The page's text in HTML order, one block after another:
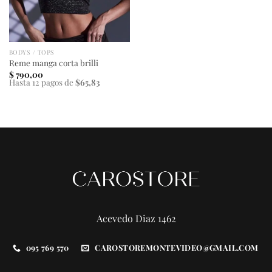
BODYS / TOPS
Reme manga corta brilli
$790,00
Hasta 12 pagos de $65,83
Acevedo Diaz 1462
095 769 570 CAROSTOREMONTEVIDEO@GMAIL.COM